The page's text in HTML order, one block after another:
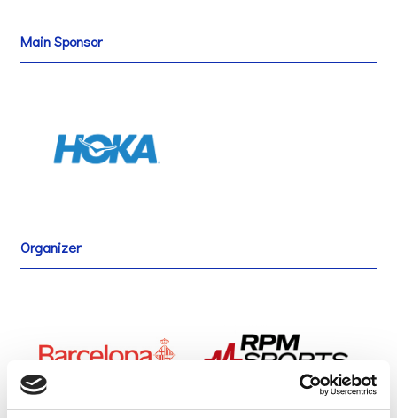
Main Sponsor
Organizer